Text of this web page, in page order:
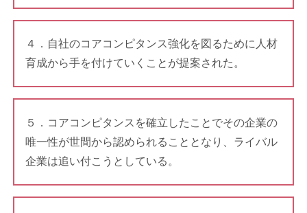
４．自社のコアコンピタンス強化を図るために人材
育成から手を付けていくことが提案された。
５．コアコンピタンスを確立したことでその企業の
唯一性が世間から認められることとなり、ライバル
企業は追い付こうとしている。